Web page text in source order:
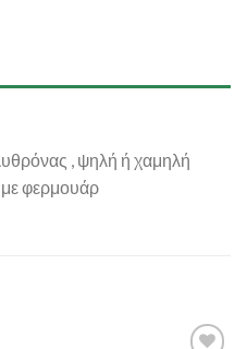
, ψηλή ή χαμηλή
φερμουάρ